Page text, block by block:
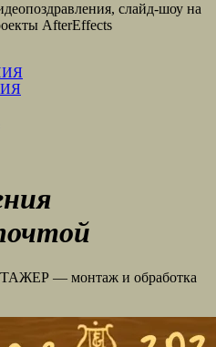
слайд-шоу на
AfterEffects
— монтаж и обработка